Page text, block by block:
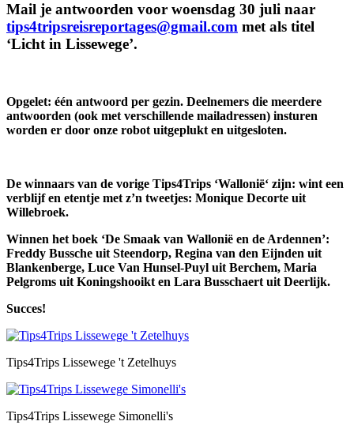
Mail je antwoorden voor woensdag 30 juli naar
tips4tripsreisreportages@gmail.com met als titel
‘Licht in Lissewege’.
Opgelet: één antwoord per gezin. Deelnemers die meerdere
antwoorden (ook met verschillende mailadressen) insturen
worden er door onze robot uitgeplukt en uitgesloten.
De winnaars van de vorige Tips4Trips ‘Wallonië‘ zijn: wint een
verblijf en etentje met z’n tweetjes: Monique Decorte uit
Willebroek.
Winnen het boek ‘De Smaak van Wallonië en de Ardennen’:
Freddy Bussche uit Steendorp, Regina van den Eijnden uit
Blankenberge, Luce Van Hunsel-Puyl uit Berchem, Maria
Pelgroms uit Koningshooikt en Lara Busschaert uit Deerlijk.
Succes!
Tips4Trips Lissewege 't Zetelhuys
Tips4Trips Lissewege Simonelli's